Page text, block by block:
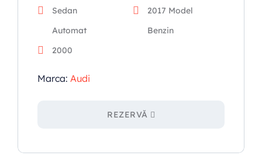
Sedan
2017 Model
Automat
Benzin
2000
Marca: Audi
REZERVĂ